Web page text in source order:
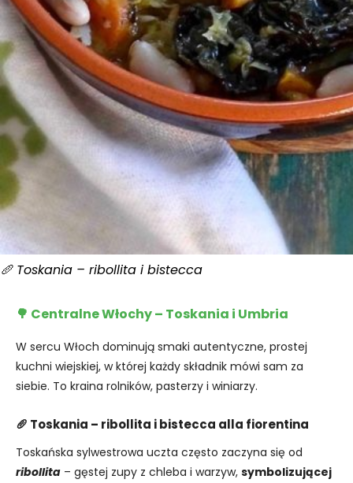
🥖 Toskania – ribollita i bistecca
🌳 Centralne Włochy – Toskania i Umbria
W sercu Włoch dominują smaki autentyczne, prostej
kuchni wiejskiej, w której każdy składnik mówi sam za
siebie. To kraina rolników, pasterzy i winiarzy.
🥖 Toskania – ribollita i bistecca alla fiorentina
Toskańska sylwestrowa uczta często zaczyna się od
ribollita – gęstej zupy z chleba i warzyw, symbolizującej